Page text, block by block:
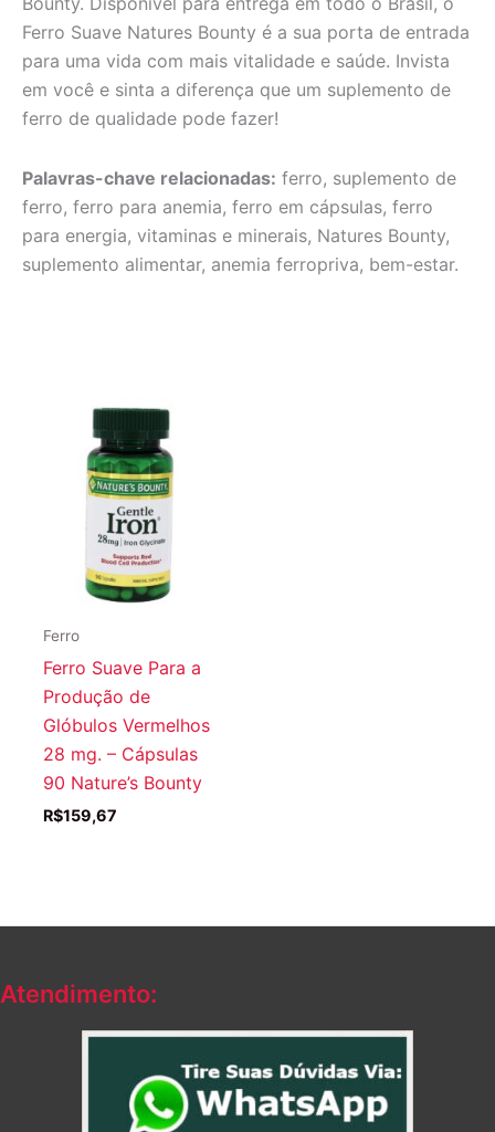
Ferro Suave Natures Bounty é a sua porta de entrada
para uma vida com mais vitalidade e saúde. Invista
em você e sinta a diferença que um suplemento de
ferro de qualidade pode fazer!
Palavras-chave relacionadas: ferro, suplemento de
ferro, ferro para anemia, ferro em cápsulas, ferro
para energia, vitaminas e minerais, Natures Bounty,
suplemento alimentar, anemia ferropriva, bem-estar.
Ferro
Ferro Suave Para a
Produção de
Glóbulos Vermelhos
28 mg. – Cápsulas
90 Nature’s Bounty
R$159,67
Atendimento: